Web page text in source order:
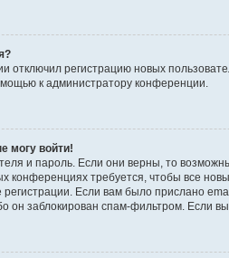
отключил регистрацию новых
к администратору конференции.
могу войти!
и пароль. Если они верны, то
конференциях требуется, чтобы все
Если вам было прислано
он заблокирован спам-фильтром. Если